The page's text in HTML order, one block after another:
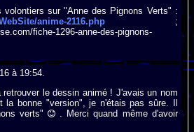
volontiers sur "Anne des Pignons Verts" :
anime-2116.php ;
fiche-1296-anne-des-pignons-
à 19:54.
le dessin animé ! J'avais un nom
bonne "version", je n'étais pas sûre. Il
verts"
. Merci quand même d'avoir